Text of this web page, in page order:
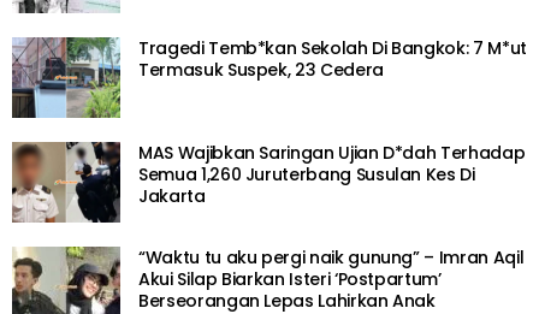
Tragedi Temb*kan Sekolah Di Bangkok: 7 M*ut
Termasuk Suspek, 23 Cedera
MAS Wajibkan Saringan Ujian D*dah Terhadap
Semua 1,260 Juruterbang Susulan Kes Di
Jakarta
“Waktu tu aku pergi naik gunung” – Imran Aqil
Akui Silap Biarkan Isteri ‘Postpartum’
Berseorangan Lepas Lahirkan Anak